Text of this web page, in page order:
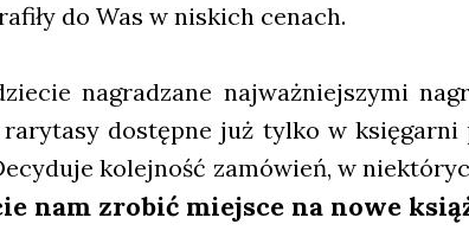
do Was w niskich cenach.
nagra­dza­ne naj­waż­niej­szy­mi
rary­ta­sy dostęp­ne już tyl­ko w
kolej­ność zamó­wień, w
nam zro­bić miej­sce na nowe